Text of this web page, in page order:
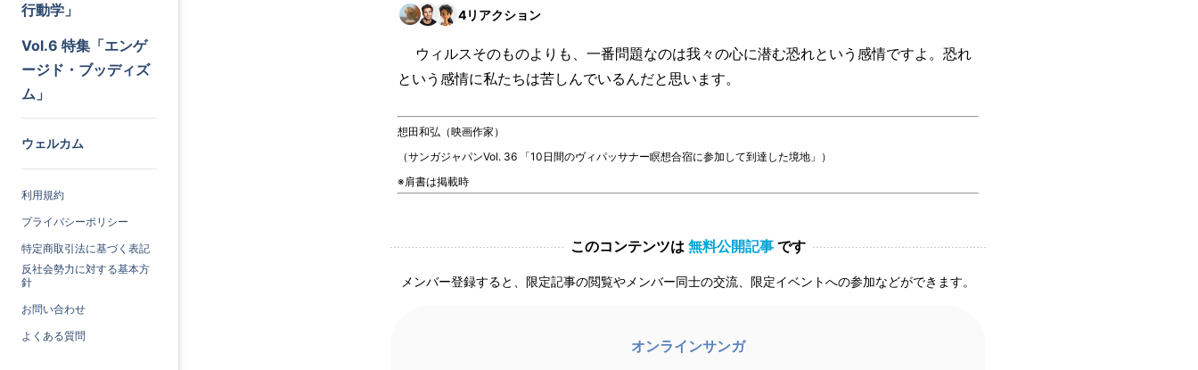
行動学」
Vol.6 特集「エンゲ
ージド・ブッディズ
ム」
ウェルカム
利用規約
プライバシーポリシー
特定商取引法に基づく表記
反社会勢力に対する基本方
針
お問い合わせ
よくある質問
4リアクション
ウィルスそのものよりも、一番問題なのは我々の心に潜む恐れという感情ですよ。恐れ
という感情に私たちは苦しんでいるんだと思います。
想田和弘（映画作家）
（サンガジャパンVol. 36 「10日間のヴィパッサナー瞑想合宿に参加して到達した境地」）
※肩書は掲載時
このコンテンツは 無料公開記事 です
メンバー登録すると、限定記事の閲覧やメンバー同士の交流、限定イベントへの参加などができます。
オンラインサンガ